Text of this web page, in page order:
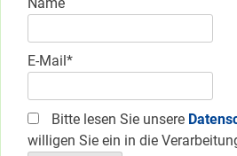
E-Mail*
Bitte lesen Sie unsere
willigen Sie ein in die